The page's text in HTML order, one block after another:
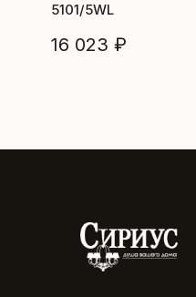
5101/5WL
16 023 ₽